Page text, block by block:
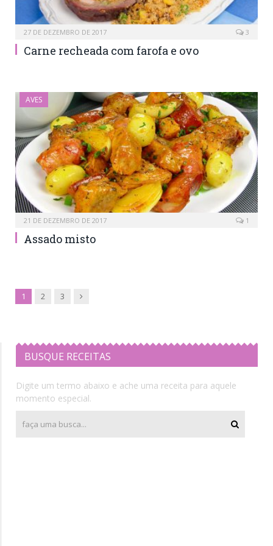
27 DE DEZEMBRO DE 2017 3
Carne recheada com farofa e ovo
AVES
21 DE DEZEMBRO DE 2017 1
Assado misto
1 2 3 Next
BUSQUE RECEITAS
Digite um termo abaixo e ache uma receita para aquele
momento especial.